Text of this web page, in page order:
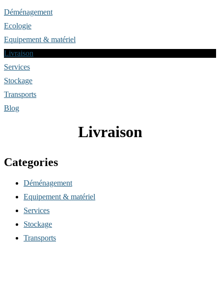
Déménagement
Ecologie
Equipement & matériel
Livraison
Services
Stockage
Transports
Blog
Livraison
Categories
Déménagement
Equipement & matériel
Services
Stockage
Transports